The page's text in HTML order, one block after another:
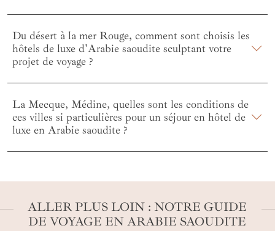
Du désert à la mer Rouge, comment sont choisis les
hôtels de luxe d'Arabie saoudite sculptant votre
projet de voyage ?
La Mecque, Médine, quelles sont les conditions de
ces villes si particulières pour un séjour en hôtel de
luxe en Arabie saoudite ?
ALLER PLUS LOIN : NOTRE GUIDE
DE VOYAGE EN ARABIE SAOUDITE